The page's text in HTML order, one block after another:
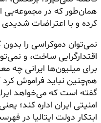
همان‌طور که در مجموعه‌یی
کرده و با اعتراضات
نمی‌توان دموکراسی را
اقتدارگرایی ساخت، و
برای میلیون‌ها ایرانی چه
هم‌چنین نباید فراموش کرد
گفته است که می‌خواهد
امنیتی ایران اداره کند؛
ابتکار دولت ایتالیا در